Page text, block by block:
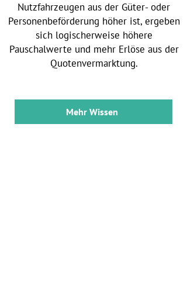
Nutzfahrzeugen aus der Güter- oder
Personenbeförderung höher ist, ergeben
sich logischerweise höhere
Pauschalwerte und mehr Erlöse aus der
Quotenvermarktung.
Mehr Wissen